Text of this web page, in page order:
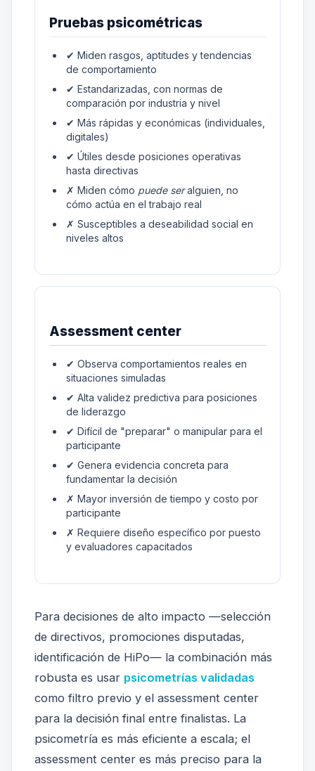
Pruebas psicométricas
✔ Miden rasgos, aptitudes y tendencias
de comportamiento
✔ Estandarizadas, con normas de
comparación por industria y nivel
✔ Más rápidas y económicas (individuales,
digitales)
✔ Útiles desde posiciones operativas
hasta directivas
✗ Miden cómo puede seralguien, no
cómo actúa en el trabajo real
✗ Susceptibles a deseabilidad social en
niveles altos
Assessment center
✔ Observa comportamientos reales en
situaciones simuladas
✔ Alta validez predictiva para posiciones
de liderazgo
✔ Difícil de "preparar" o manipular para el
participante
✔ Genera evidencia concreta para
fundamentar la decisión
✗ Mayor inversión de tiempo y costo por
participante
✗ Requiere diseño específico por puesto
y evaluadores capacitados
Para decisiones de alto impacto —selección
de directivos, promociones disputadas,
identificación de HiPo— la combinación más
robusta es usar psicometrías validadas
como filtro previo y el assessment center
para la decisión final entre finalistas. La
psicometría es más eficiente a escala; el
assessment center es más preciso para la